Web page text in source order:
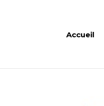
Accueil